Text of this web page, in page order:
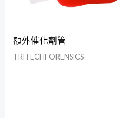
額外催化劑管
TRITECHFORENSICS